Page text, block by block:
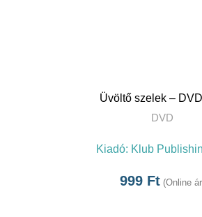
TOVÁBB
Üvöltő szelek –
DVD
Kiadó: Klub
999 Ft (Online